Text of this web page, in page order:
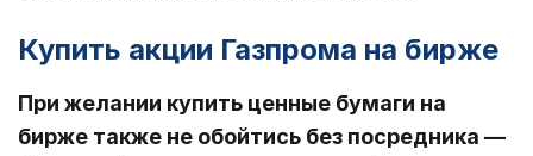
Купить акции Газпрома на бирже
При желании купить ценные бумаги на
бирже также не обойтись без посредника —